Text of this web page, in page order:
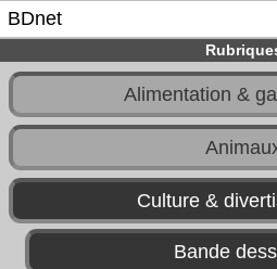
BDnet
Alimentation &
Culture &
Bande